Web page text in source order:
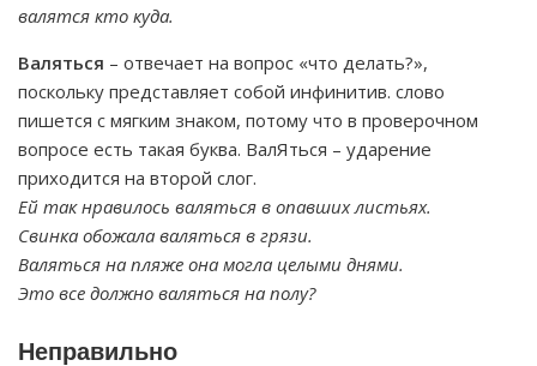
валятся кто куда.
Валяться – отвечает на вопрос «что делать?»,
поскольку представляет собой инфинитив. слово
пишется с мягким знаком, потому что в проверочном
вопросе есть такая буква. ВалЯться – ударение
приходится на второй слог.
Ей так нравилось валяться в опавших листьях.
Свинка обожала валяться в грязи.
Валяться на пляже она могла целыми днями.
Это все должно валяться на полу?
Неправильно